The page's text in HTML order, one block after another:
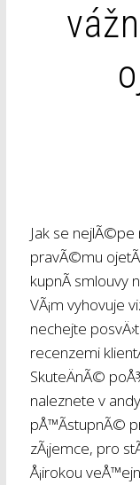
Jak se
pravÃ©mu
kupnÃ­ smlouvy
VÃ¡m vyhovuje
nechejte
recenzemi
SkuteÄnÃ©
naleznete v
pÅ™Ã­stupnÃ©
zÃ¡jemce, pro
Å¡irokou